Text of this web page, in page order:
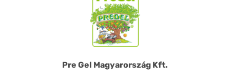
Pre Gel Magyarország Kft.